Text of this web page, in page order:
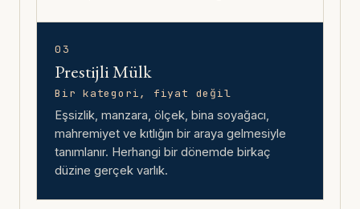
03
Prestijli Mülk
Bir kategori, fiyat değil
Eşsizlik, manzara, ölçek, bina soyağacı,
mahremiyet ve kıtlığın bir araya gelmesiyle
tanımlanır. Herhangi bir dönemde birkaç
düzine gerçek varlık.